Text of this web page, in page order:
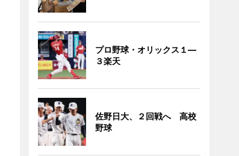
プロ野球・オリックス１―
３楽天
佐野日大、２回戦へ 高校
野球